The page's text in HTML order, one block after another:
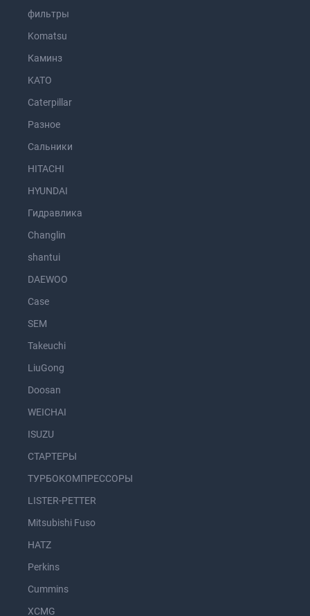
фильтры
Komatsu
Каминз
KATO
Caterpillar
Разное
Сальники
HITACHI
HYUNDAI
Гидравлика
Changlin
shantui
DAEWOO
Case
SEM
Takeuchi
LiuGong
Doosan
WEICHAI
ISUZU
СТАРТЕРЫ
ТУРБОКОМПРЕССОРЫ
LISTER-PETTER
Mitsubishi Fuso
HATZ
Perkins
Cummins
XCMG